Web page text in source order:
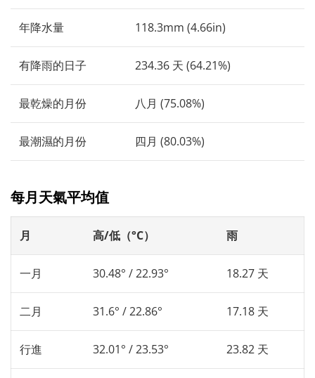
年降水量 118.3mm (4.66in)
有降雨的日子 234.36 天 (64.21%)
最乾燥的月份 八月 (75.08%)
最潮濕的月份 四月 (80.03%)
每月天氣平均值
月 高/低（°C） 雨
一月 30.48° / 22.93° 18.27 天
二月 31.6° / 22.86° 17.18 天
行進 32.01° / 23.53° 23.82 天